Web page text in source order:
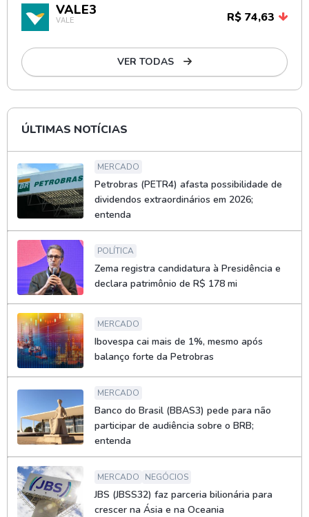
VALE3
VALE R$ 74,63
VER TODAS
ÚLTIMAS NOTÍCIAS
MERCADO
Petrobras (PETR4) afasta possibilidade de
dividendos extraordinários em 2026;
entenda
POLÍTICA
Zema registra candidatura à Presidência e
declara patrimônio de R$ 178 mi
MERCADO
Ibovespa cai mais de 1%, mesmo após
balanço forte da Petrobras
MERCADO
Banco do Brasil (BBAS3) pede para não
participar de audiência sobre o BRB;
entenda
MERCADO NEGÓCIOS
JBS (JBSS32) faz parceria bilionária para
crescer na Ásia e na Oceania